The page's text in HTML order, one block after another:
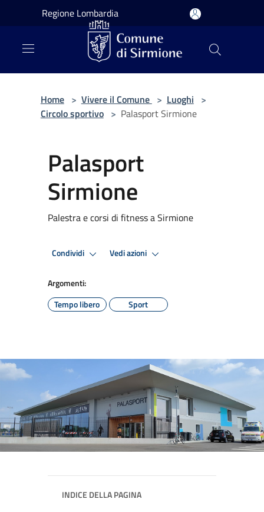
Salta al contenuto principale
Regione Lombardia
Home > Vivere il Comune > Luoghi >
Circolo sportivo > Palasport Sirmione
Palasport
Sirmione
Palestra e corsi di fitness a Sirmione
Condividi Vedi azioni
Argomenti:
Tempo libero
Sport
INDICE DELLA PAGINA